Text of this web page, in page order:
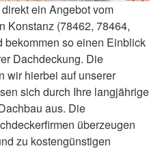
ein Angebot vom
Konstanz (78462, 78464,
bekommen so einen Einblick
Dachdeckung. Die
wir hierbei auf unserer
sich durch Ihre langjährige
aus. Die
überzeugen
zu kostengünstigen